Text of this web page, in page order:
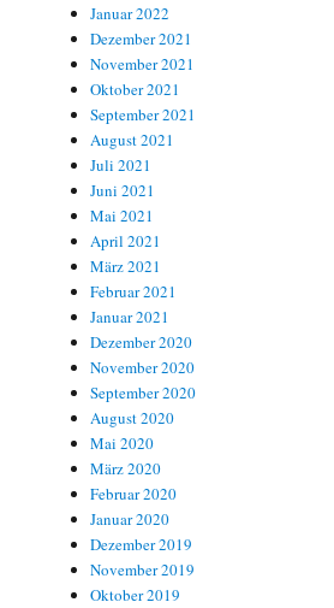
Januar 2022
Dezember 2021
November 2021
Oktober 2021
September 2021
August 2021
Juli 2021
Juni 2021
Mai 2021
April 2021
März 2021
Februar 2021
Januar 2021
Dezember 2020
November 2020
September 2020
August 2020
Mai 2020
März 2020
Februar 2020
Januar 2020
Dezember 2019
November 2019
Oktober 2019